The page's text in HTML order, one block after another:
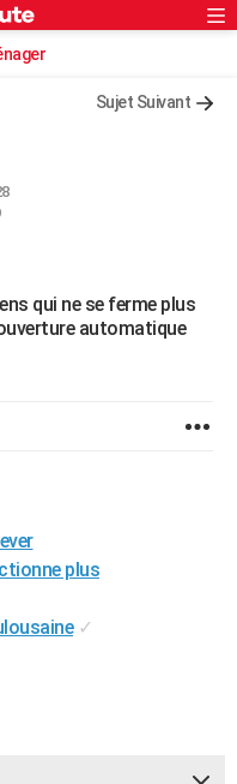
Sujet Suivant
qui ne se ferme plus
automatique
plus
✓